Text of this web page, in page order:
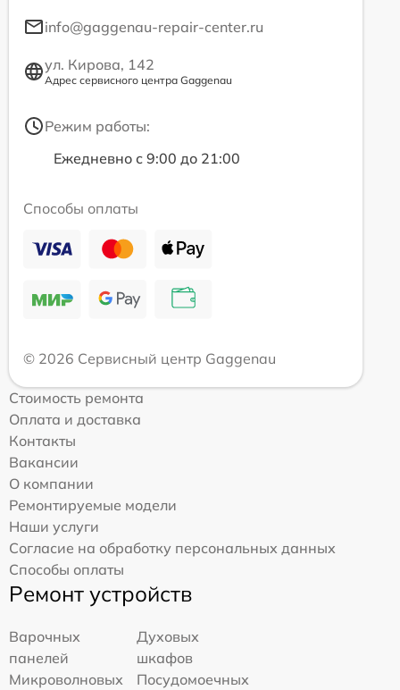
info@gaggenau-repair-center.ru
ул. Кирова, 142
Адрес сервисного центра Gaggenau
Режим работы:
Ежедневно с 9:00 до 21:00
Способы оплаты
© 2026 Сервисный центр Gaggenau
Стоимость ремонта
Оплата и доставка
Контакты
Вакансии
О компании
Ремонтируемые модели
Наши услуги
Согласие на обработку персональных данных
Способы оплаты
Ремонт устройств
Варочных
панелей
Духовых
шкафов
Микроволновых
Посудомоечных